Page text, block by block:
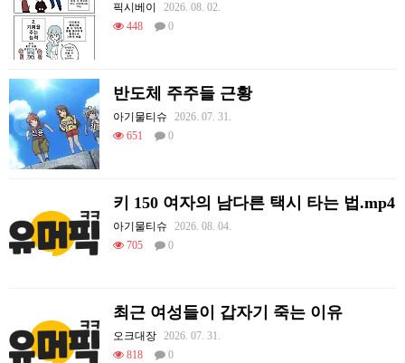
픽시베이
2026. 08. 02.
448
0
반도체 주주들 근황
아기물티슈
2026. 07. 31.
651
0
키 150 여자의 남다른 택시 타는 법.mp4
아기물티슈
2026. 08. 04.
705
0
최근 여성들이 갑자기 죽는 이유
오크대장 2026. 07. 31.
818
0